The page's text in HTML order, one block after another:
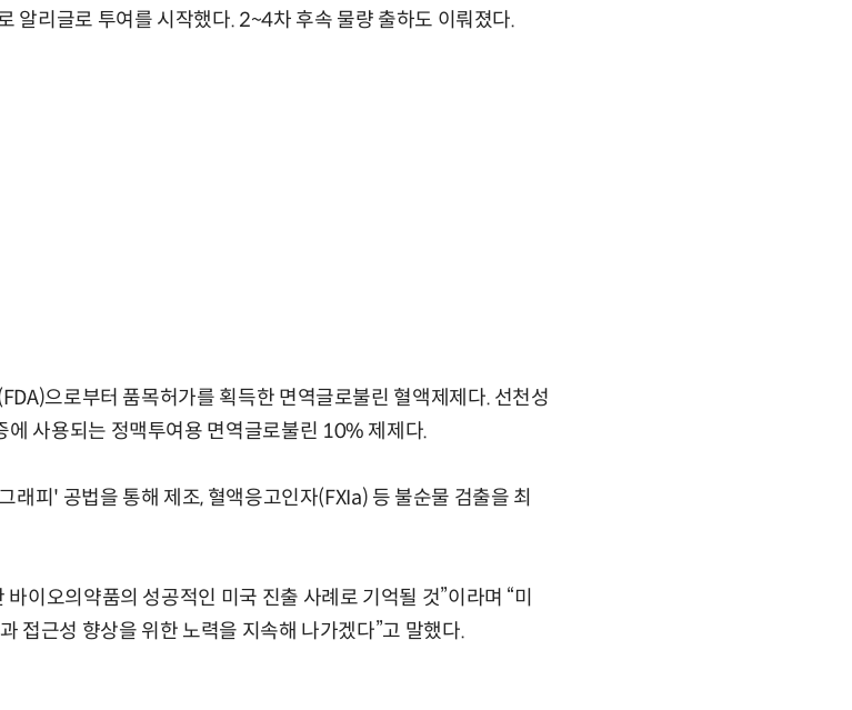
알리글로 투여를 시작했다. 2~4차 후속 물량 출하도 이뤄졌다.
으로부터 품목허가를 획득한 면역글로불린 혈액제제다. 선천성
사용되는 정맥투여용 면역글로불린 10% 제제다.
래피' 공법을 통해 제조, 혈액응고인자(FXIa) 등 불순물 검출을 최
이오의약품의 성공적인 미국 진출 사례로 기억될 것”이라며 “미
접근성 향상을 위한 노력을 지속해 나가겠다”고 말했다.